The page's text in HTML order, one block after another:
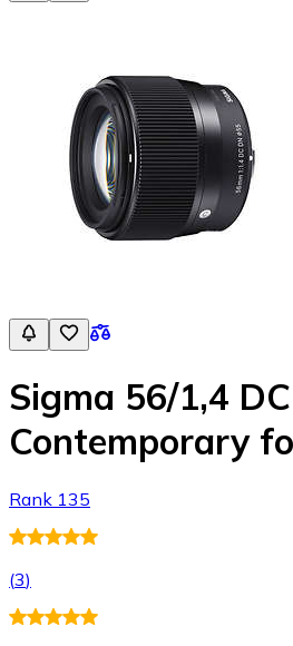
Sigma 56/1,4
Contemporary
Rank 135
(3)